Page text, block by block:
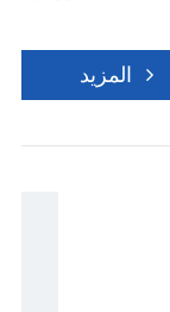
المزيد